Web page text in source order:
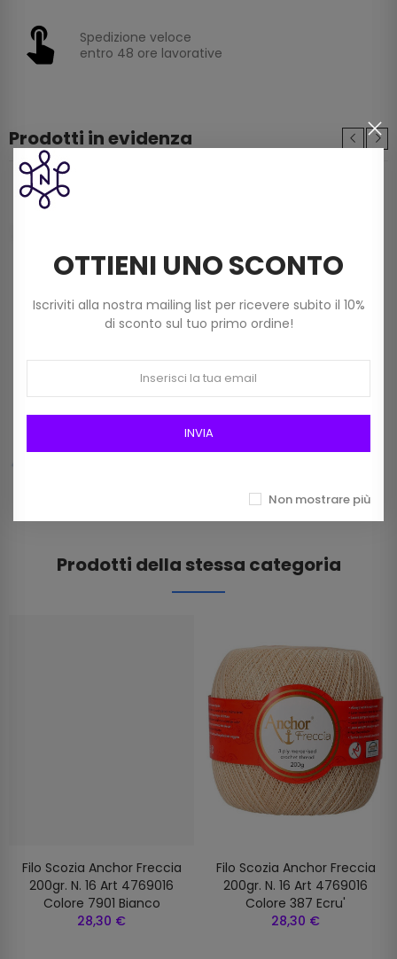
Spedizione veloce
entro 48 ore lavorative
Prodotti in evidenza
(150 G) Col 211
12,00 €
Prodotti della stessa categoria
Filo Scozia Anchor Freccia
200gr. N. 16 Art 4769016
Colore 7901 Bianco
28,30 €
Filo Scozia Anchor Freccia
200gr. N. 16 Art 4769016
Colore 387 Ecru'
28,30 €
OTTIENI UNO SCONTO
Iscriviti alla nostra mailing list per ricevere subito il 10%
di sconto sul tuo primo ordine!
INVIA
Non mostrare più